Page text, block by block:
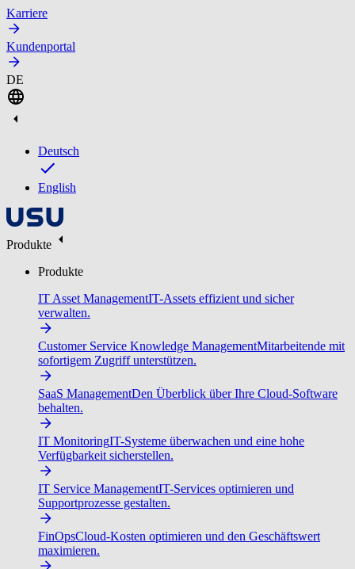
Karriere
Kundenportal
DE
Deutsch
English
Produkte
Produkte
IT Asset ManagementIT-Assets effizient und sicher
verwalten.
Customer Service Knowledge ManagementMitarbeitende mit
sofortigem Zugriff unterstützen.
SaaS ManagementDen Überblick über Ihre Cloud-Software
behalten.
IT MonitoringIT-Systeme überwachen und eine hohe
Verfügbarkeit sicherstellen.
IT Service ManagementIT-Services optimieren und
Supportprozesse gestalten.
FinOpsCloud-Kosten optimieren und den Geschäftswert
maximieren.